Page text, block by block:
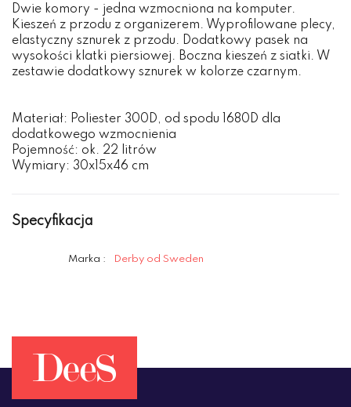
Dwie komory - jedna wzmocniona na komputer.
Kieszeń z przodu z organizerem. Wyprofilowane plecy,
elastyczny sznurek z przodu. Dodatkowy pasek na
wysokości klatki piersiowej. Boczna kieszeń z siatki. W
zestawie dodatkowy sznurek w kolorze czarnym.
Materiał: Poliester 300D, od spodu 1680D dla
dodatkowego wzmocnienia
Pojemność: ok. 22 litrów
Wymiary: 30x15x46 cm
Specyfikacja
Marka : Derby od Sweden